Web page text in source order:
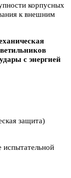
корпусных
к внешним
с энергией
защита)